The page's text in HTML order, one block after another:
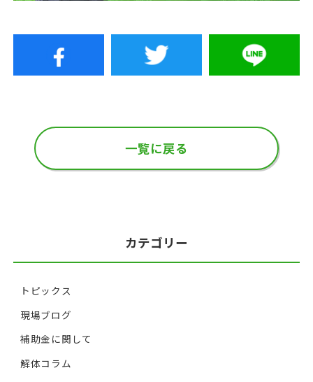
一覧に戻る
カテゴリー
トピックス
現場ブログ
補助金に関して
解体コラム